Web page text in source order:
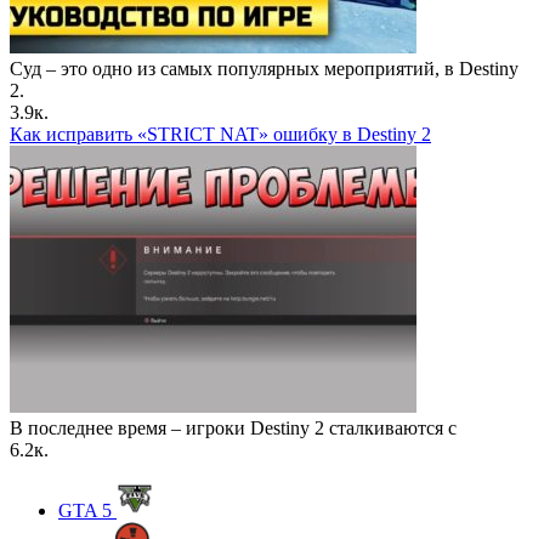
Суд – это одно из самых популярных мероприятий, в Destiny
2.
3.9к.
Как исправить «STRICT NAT» ошибку в Destiny 2
В последнее время – игроки Destiny 2 сталкиваются с
6.2к.
GTA 5